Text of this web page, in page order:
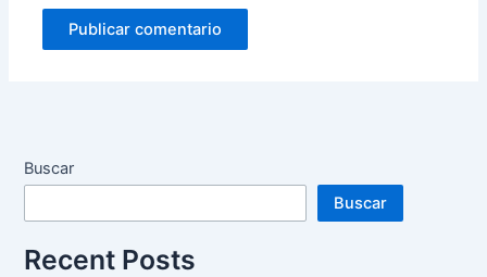
Buscar
Buscar
Recent Posts